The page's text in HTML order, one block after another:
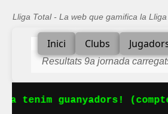
Lliga Total - La web que gamifica la
Inici Clubs
Resultats 9a jornada
tenim guanyadors!